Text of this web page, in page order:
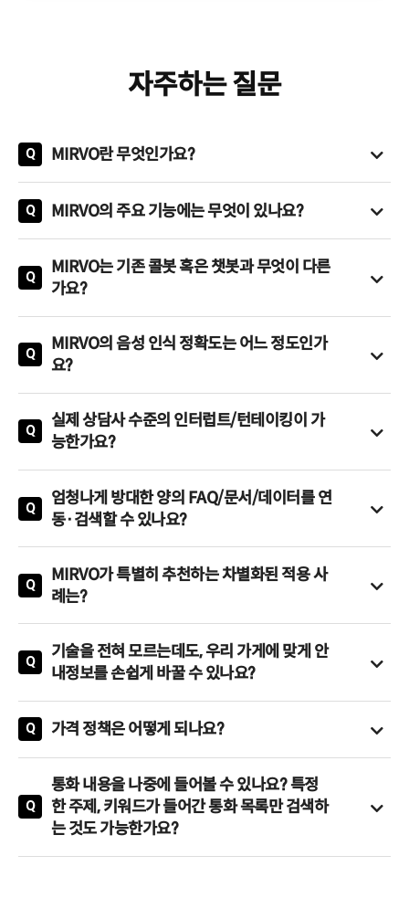
자주하는 질문
Q MIRVO란 무엇인가요?
나와 실제 나를 구분할 수 없듯이, 사람과 AI를 구분할 수 없는 완
벽한 음성 대화'를 구현한다는 철학에서 출발한 이름입니다.
MIRVO는 End-to-End 음성 LLM 기반의 대화형 AI Voice
Agent 플랫폼으로, 실시간 초저지연(75ms), 사람과 구분 어려운
정보 검색 등 최첨단 기능을 통합한 엔터프라이즈급 음성 AI 솔루
션입니다. 마치 거울이 완벽하게 모든 것을 반영하듯이, MIRVO
는 인간의 음성, 감정, 맥락까지 완벽하게 이해하고 반응하는
'Human Mirror Voice' 기술을 구현합니다.
Q MIRVO의 주요 기능에는 무엇이 있나요?
듈을 조합하여 처리하는 분리형 모듈 구조입니다.
반면 MIRVO는 음성→지식→음성으로 한 번에 실시간 처리하는
End-to-End 통합 구조로, LLM이 음성을 직접 입출력하는 혁신
적 구조입니다.
특히 단일 모델에서 동작하여 지연 없는 실시간 음성 대화를 구
현하며, LLM 기반의 프롬프트 처리, 실시간 감정 분석, 사용자 맥
입니다.
맥락, 감정, 멀티턴 대화, 실시간 인식과 응답, 외부 시스템 연동을
단일 워크플로에서 모두 자동화할 수 있습니다.
Q
MIRVO는 기존 콜봇 혹은 챗봇과 무엇이 다른
가요?
- 고도화된 맥락 이해: 95~98%의 높은 맥락 이해도
- 초저지연 응답: 75ms의 초저지연 응답 속도
- 초개인화 메모리: 과거 대화 이력을 기반으로 한 개인화된 응대
- 상황·감정 자동 인식: 고객의 감정·상황·발화 패턴을 AI가 인식
하여 음성 톤/속도/스타일 자동 조절
- 신원확인·셀프 질의응답: 본인 확인 및 자동 질의응답 처리
도권 및 리듬 조절
- 3자 대화/핸드오프: 필요시 상담원 또는 다른 시스템으로의 원
활한 연결
- 음성 제어: 음성 톤·속도 등 세부적인 음성 제어
- 다국어 실시간 변환: 30개 이상의 다국어 자동 감지 및 통화 중
스위칭 전환
분·친절·활기 등), 브랜드/고객군별 음성 설정
- 녹취·요약·프롬프트 기반 검색: 모든 대화 내용의 자동 녹취 및
AI 기반 요약, 타임스탬프, 프롬프트 기반 검색 및 대화 품질 분석
Q
MIRVO의 음성 인식 정확도는 어느 정도인가
요?
성을 제공합니다.
특정 도메인에 최적화된 경우 98% 이상의 정확도를 달성할 수
있습니다.
Q
실제 상담사 수준의 인터럽트/턴테이킹이 가
능한가요?
연스럽게 대화 흐름을 이어갑니다. 실제 사람 상담사처럼 대화
주도권·리듬을 자동 조절합니다.
Q
엄청나게 방대한 양의 FAQ/문서/데이터를 연
동·검색할 수 있나요?
식 검색 및 자동 처리 기능으로 내부/외부 DB, 매뉴얼, FAQ 등 대
규모 데이터와 연동하여 정확한 답변을 자동으로 생성합니다.
Q
MIRVO가 특별히 추천하는 차별화된 적용 사
례는?
의 감정을 동시에 이해하고 맞춤형으로 응대하는 글로벌 서비스
- 동시 멀티 DB/API 검색+3자 컨퍼런스: 복수의 내부/외부 데이
터베이스 및 API를 동시에 검색하고, 필요시 상담원 등 제3자와
의 컨퍼런스 콜을 연결
- 상황, 감정, 억양 맞춤형 상담: 고객의 상황과 감정을 섬세하게
- 상담원 개입이 필요했던 데이터 조회성 상담까지 자동화: 복잡
한 데이터 조회나 안내가 필요한 상담까지 AI가 자동 처리하여 상
담사의 업무 부담 경감
Q
기술을 전혀 모르는데도, 우리 가게에 맞게 안
내정보를 손쉽게 바꿀 수 있나요?
저희는 노코드(No-code) 방식의 드래그 앤 드롭(Drag&Drop)
워크플로우 빌더를 제공합니다.
덕분에 기술 지식이 없으셔도 누구나 복잡한 AI 대화 시나리오를
직접 손쉽게 설정하고 운영하실 수 있습니다.
또한, AI 안내에 필요한 내부 지식 정보 또한 편리하게 관리하고
업데이트하실 수 있습니다.
Q 가격 정책은 어떻게 되나요?
책을 제공하고 있습니다.
SaaS 클라우드 요금제:저희 SaaS 클라우드 서비스는
'MIRVO'를 통해 발생한 1분당 통화 시간을 기준으로 요금이 부
과됩니다.
Q
통화 내용을 나중에 들어볼 수 있나요? 특정
한 주제, 키워드가 들어간 통화 목록만 검색하
는 것도 가능한가요?